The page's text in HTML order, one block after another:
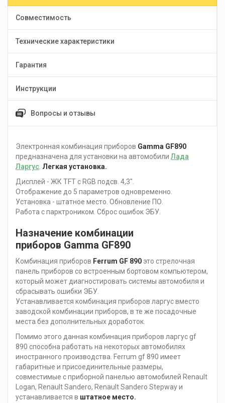
Совместимость
Технические характеристики
Гарантия
Инструкции
Вопросы и отзывы
Электронная комбинация приборов Gamma GF890
предназначена для установки на автомобили Лада
Ларгус. Легкая установка.
Дисплей - ЖК TFT с RGB подсв. 4,3".
Отображение до 5 параметров одновременно.
Установка - штатное место. Обновление ПО.
Работа с парктроником. Сброс ошибок ЭБУ.
Назначение комбинации
приборов Gamma GF890
Комбинация приборов Ferrum GF 890 это стрелочная
панель приборов со встроенным бортовом компьютером,
который может диагностировать системы автомобиля и
сбрасывать ошибки ЭБУ.
Устанавливается комбинация приборов ларгус вместо
заводской комбинации приборов, в те же посадочные
места без дополнительных доработок.
Помимо этого данная комбинация приборов ларгус gf
890 способна работать на некоторых автомобилях
иностранного производства. Ferrum gf 890 имеет
габаритные и присоединительные размеры,
совместимые с приборной панелью автомобилей Renault
Logan, Renault Sandero, Renault Sandero Stepway и
устанавливается в штатное место.